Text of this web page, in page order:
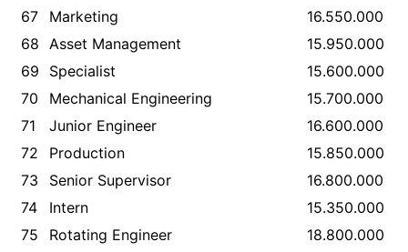
67
Marketing
16.550.000
68 Asset Management
15.950.000
69
Specialist
15.600.000
70
Mechanical Engineering
15.700.000
71
Junior Engineer
16.600.000
72
Production
15.850.000
73
Senior Supervisor
16.800.000
74
Intern
15.350.000
75
Rotating Engineer
18.800.000